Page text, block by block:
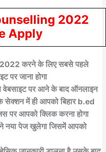
2022
Apply
2022 करने के लिए सबसे पहले
पर जाना होगा
वेबसाइट पर आने के बाद ऑनलाइन
में ही आपको बिहार b.ed
पर आपको क्लिक करना होगा
नया पेज खुलेगा जिसमें आपको